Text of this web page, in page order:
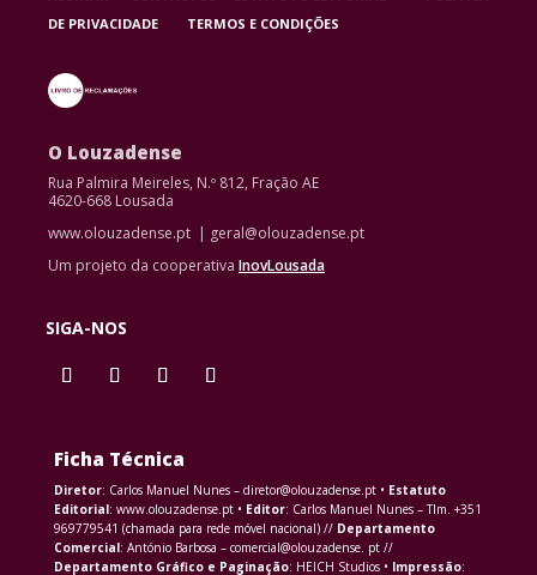
DE PRIVACIDADE TERMOS E CONDIÇÕES
O Louzadense
Rua Palmira Meireles, N.º 812, Fração AE
4620-668 Lousada
www.olouzadense.pt | geral@olouzadense.pt
Um projeto da cooperativa InovLousada
SIGA-NOS
Ficha Técnica
Diretor: Carlos Manuel Nunes – diretor@olouzadense.pt • Estatuto
Editorial: www.olouzadense.pt • Editor: Carlos Manuel Nunes – Tlm. +351
969779541 (chamada para rede móvel nacional) // Departamento
Comercial: António Barbosa – comercial@olouzadense. pt //
Departamento Gráfico e Paginação: HEICH Studios • Impressão: